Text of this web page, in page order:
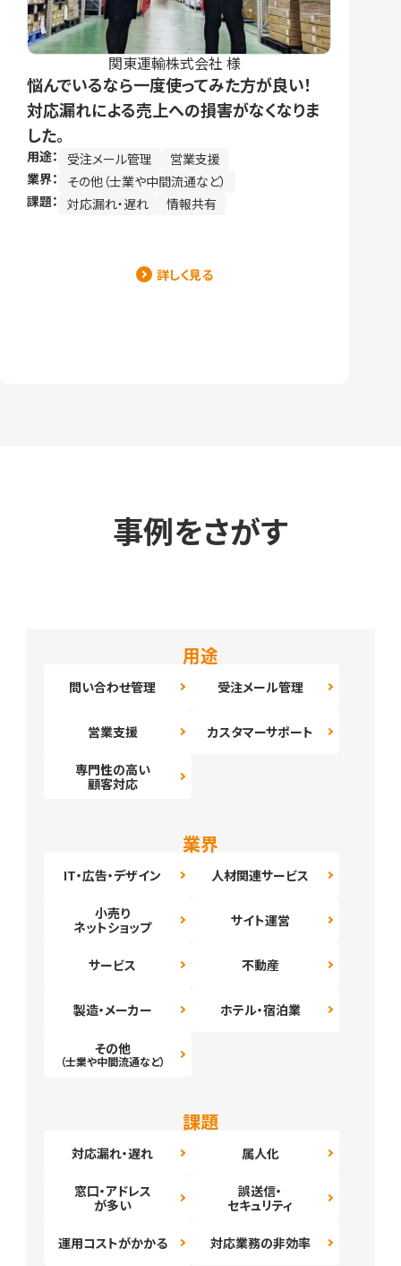
関東運輸株式会社 様
悩んでいるなら一度使ってみた方が良い！
対応漏れによる売上への損害がなくなりま
した。
用途： 受注メール管理
営業支援
業界：
その他（士業や中間流通など）
課題： 対応漏れ・遅れ 情報共有
詳しく見る
事例をさがす
用途
問い合わせ管理 受注メール管理
営業支援 カスタマーサポート
専門性の高い
顧客対応
業界
IT・広告・デザイン 人材関連サービス
小売り
ネットショップ
サイト運営
サービス 不動産
製造・メーカー ホテル・宿泊業
その他
（士業や中間流通など）
課題
対応漏れ・遅れ 属人化
窓口・アドレス
が多い
誤送信・
セキュリティ
運用コストがかかる 対応業務の非効率